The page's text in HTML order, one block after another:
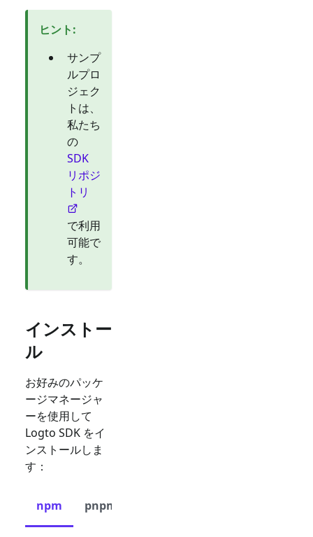
ヒント:
サンプ
ルプロ
ジェク
トは、
私たち
の
SDK
リポジ
トリ
で利用
可能で
す。
インストー
ル
お好みのパッケ
ージマネージャ
ーを使用して
Logto SDK をイ
ンストールしま
す：
npm pnpm